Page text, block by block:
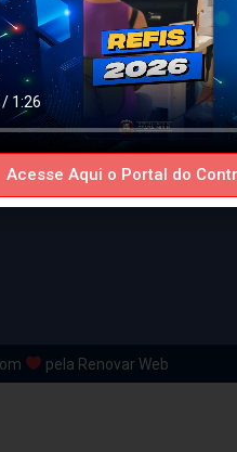
– RN
pela Renovar Web
Acesse Aqui o Portal do